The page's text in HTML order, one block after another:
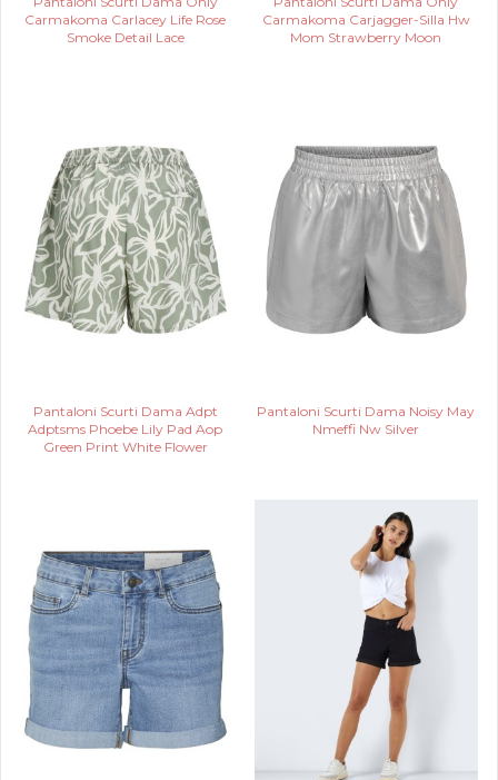
Carmakoma Carlacey Life Rose
Smoke Detail Lace
Carmakoma Carjagger-Silla Hw
Mom Strawberry Moon
Pantaloni Scurti Dama Adpt
Adptsms Phoebe Lily Pad Aop
Green Print White Flower
Pantaloni Scurti Dama Noisy May
Nmeffi Nw Silver